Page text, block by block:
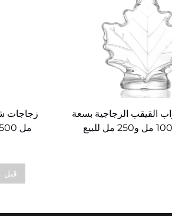
القيقب الزجاجية بسعة
50 مل و100 مل و250 مل للبيع
قبل